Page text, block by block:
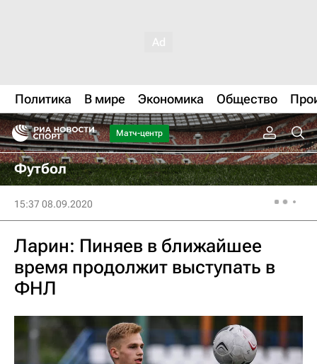
Политика В мире Экономика Общество
Матч-центр
Футбол
15:37 08.09.2020
Ларин: Пиняев в ближайшее
время продолжит выступать в
ФНЛ